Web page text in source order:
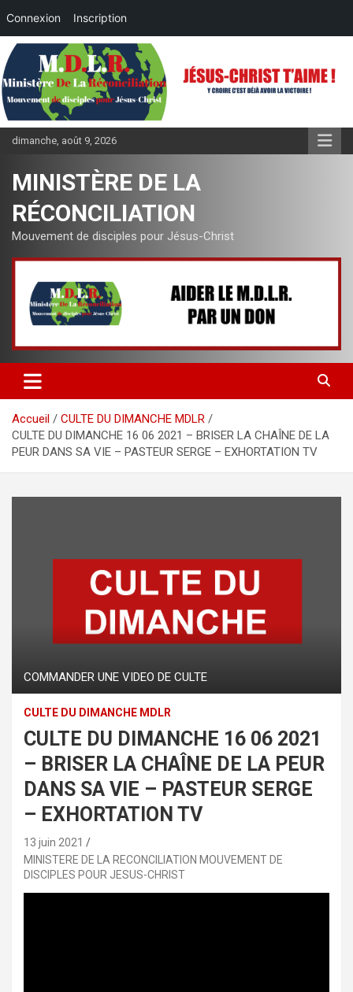
Connexion Inscription
Aller
au
contenu
dimanche, août 9, 2026
MINISTÈRE DE LA
RÉCONCILIATION
Mouvement de disciples pour Jésus-Christ
Accueil
CULTE DU DIMANCHE MDLR
CULTE DU DIMANCHE 16 06 2021 – BRISER LA CHAÎNE DE LA
PEUR DANS SA VIE – PASTEUR SERGE – EXHORTATION TV
COMMANDER UNE VIDEO DE CULTE
CULTE DU DIMANCHE MDLR
CULTE DU DIMANCHE 16 06 2021
– BRISER LA CHAÎNE DE LA PEUR
DANS SA VIE – PASTEUR SERGE
– EXHORTATION TV
13 juin 2021
MINISTERE DE LA RECONCILIATION MOUVEMENT DE
DISCIPLES POUR JESUS-CHRIST